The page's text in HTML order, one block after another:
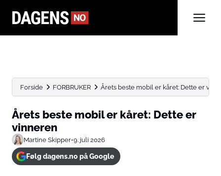
Forside FORBRUKER Årets beste mobil er kåret: Dette er
Årets beste mobil er kåret: Dette er
vinneren
Martine Skipper•9. juli 2026
Følg dagens.no på Google